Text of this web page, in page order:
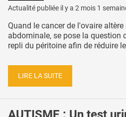
Actualité publiée il y a 2 mois 1
Quand le cancer de l'ovaire
abdominale, se pose la question
repli du péritoine afin de réduire
LIRE LA SUITE